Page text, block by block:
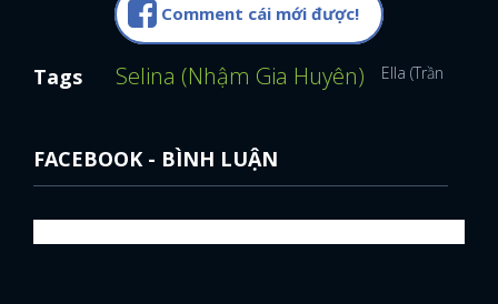
Comment cái mới được!
Tags Selina (Nhậm Gia Huyên) Ella (Trần Gia
FACEBOOK - BÌNH LUẬN